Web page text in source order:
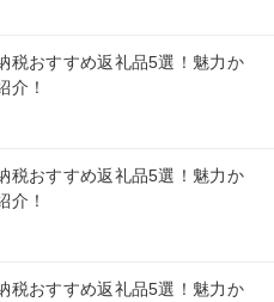
税おすすめ返礼品5選！魅力か
介！
税おすすめ返礼品5選！魅力か
介！
税おすすめ返礼品5選！魅力か